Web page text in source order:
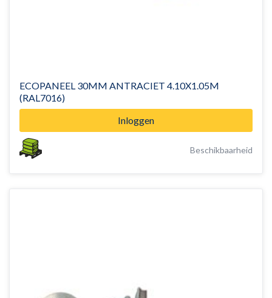
ECOPANEEL 30MM ANTRACIET 4.10X1.05M
(RAL7016)
Inloggen
Beschikbaarheid